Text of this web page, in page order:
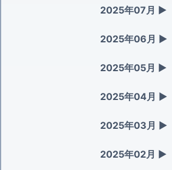
2025年07月 ▶
2025年06月 ▶
2025年05月 ▶
2025年04月 ▶
2025年03月 ▶
2025年02月 ▶